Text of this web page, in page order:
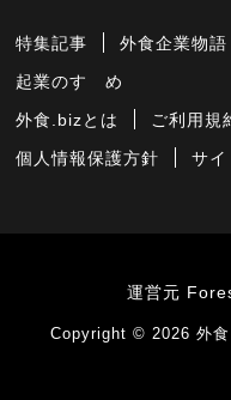
特集記事 外食企業物語
起業のすゝめ
外食.bizとは ご利用規
個人情報保護方針 サイ
運営元
Copyright © 2026 外